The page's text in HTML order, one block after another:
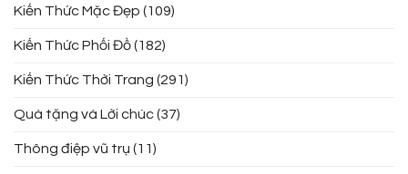
Kiến Thức Mặc Đẹp (109)
Kiến Thức Phối Đồ(182)
Kiến Thức Thời Trang (291)
Quà tặng và Lời chúc(37)
Thông điệp vũ trụ (11)